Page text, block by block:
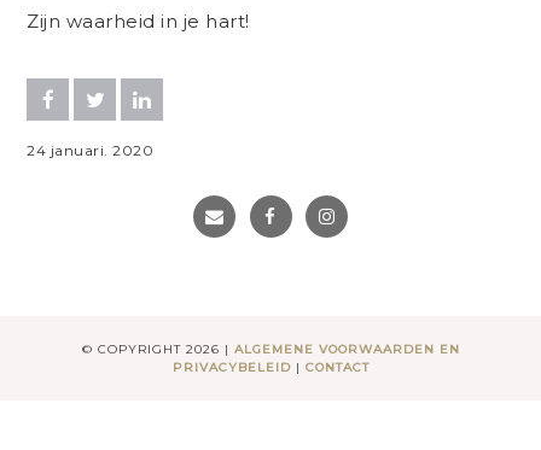
Zijn waarheid in je hart!
24 januari. 2020
© COPYRIGHT 2026 | ALGEMENE VOORWAARDEN EN
PRIVACYBELEID| CONTACT